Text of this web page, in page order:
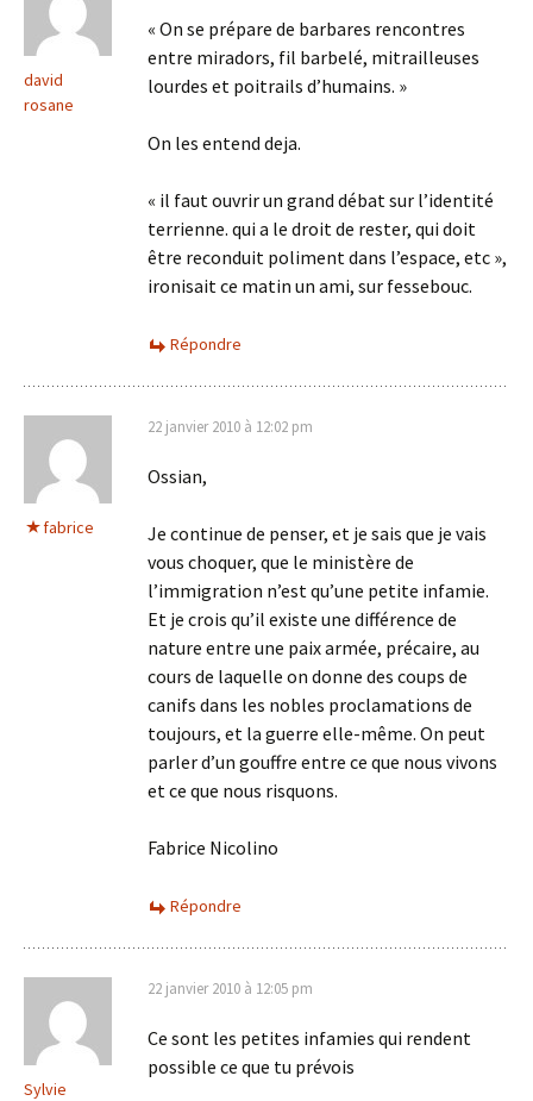
david
rosane
« On se prépare de barbares rencontres
entre miradors, fil barbelé, mitrailleuses
lourdes et poitrails d’humains. »
On les entend deja.
« il faut ouvrir un grand débat sur l’identité
terrienne. qui a le droit de rester, qui doit
être reconduit poliment dans l’espace, etc »,
ironisait ce matin un ami, sur fessebouc.
Répondre
fabrice
22 janvier 2010 à 12:02 pm
Ossian,
Je continue de penser, et je sais que je vais
vous choquer, que le ministère de
l’immigration n’est qu’une petite infamie.
Et je crois qu’il existe une différence de
nature entre une paix armée, précaire, au
cours de laquelle on donne des coups de
canifs dans les nobles proclamations de
toujours, et la guerre elle-même. On peut
parler d’un gouffre entre ce que nous vivons
et ce que nous risquons.
Fabrice Nicolino
Répondre
Sylvie
22 janvier 2010 à 12:05 pm
Ce sont les petites infamies qui rendent
possible ce que tu prévois